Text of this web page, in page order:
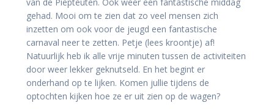
gehad. Mooi om te zien dat zo veel mensen zich
inzetten om ook voor de jeugd een fantastische
carnaval neer te zetten. Petje (lees kroontje) af!
Natuurlijk heb ik alle vrije minuten tussen de activiteiten
door weer lekker geknutseld. En het begint er
onderhand op te lijken. Komen jullie tijdens de
optochten kijken hoe ze er uit zien op de wagen?